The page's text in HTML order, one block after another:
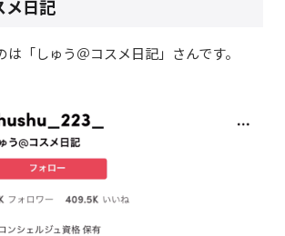
メ日記
は「しゅう＠コスメ日記」さんです。